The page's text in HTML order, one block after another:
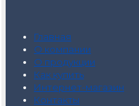
Главная
О компании
О продукции
Как купить
Интернет-магазин
Контакты